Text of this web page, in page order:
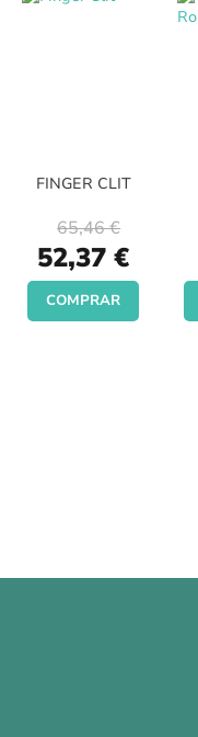
FINGER CLIT
Special
Price
52,37 €
65,46 €
COMPRAR